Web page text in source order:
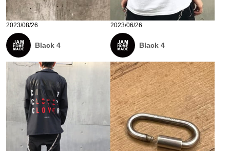
2023/08/26
Black 4
2023/06/26
Black 4